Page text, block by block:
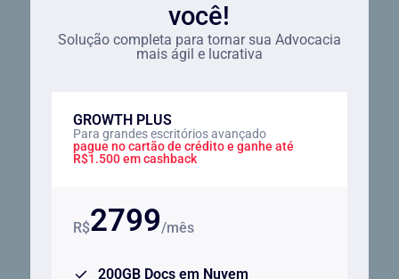
você!
Solução completa para tornar sua Advocacia
mais ágil e lucrativa
GROWTH PLUS
Para grandes escritórios avançado
pague no cartão de crédito e ganhe até
R$1.500 em cashback
R$2799/mês
200GB Docs em Nuvem